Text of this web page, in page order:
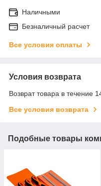
Наличными
Безналичный расчет
Все условия оплаты
Условия возврата
Возврат товара в течение
Все условия возврата
Подобные товары